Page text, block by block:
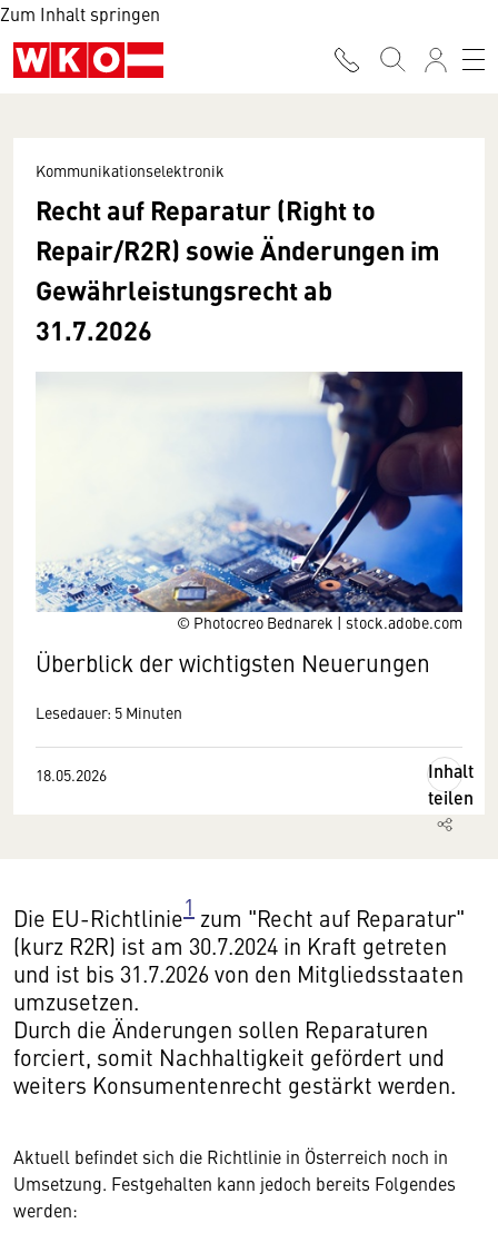
Zum Inhalt springen
© Photocreo Bednarek | stock.adobe.com
Kommunikationselektronik
Recht auf Reparatur (Right to
Repair/R2R) sowie Änderungen im
Gewährleistungsrecht ab
31.7.2026
Überblick der wichtigsten Neuerungen
Lesedauer: 5 Minuten
18.05.2026
Inhalt
teilen
Die EU-Richtlinie1 zum "Recht auf Reparatur"
(kurz R2R) ist am 30.7.2024 in Kraft getreten
und ist bis 31.7.2026 von den Mitgliedsstaaten
umzusetzen.
Durch die Änderungen sollen Reparaturen
forciert, somit Nachhaltigkeit gefördert und
weiters Konsumentenrecht gestärkt werden.
Aktuell befindet sich die Richtlinie in Österreich noch in
Umsetzung. Festgehalten kann jedoch bereits Folgendes
werden: